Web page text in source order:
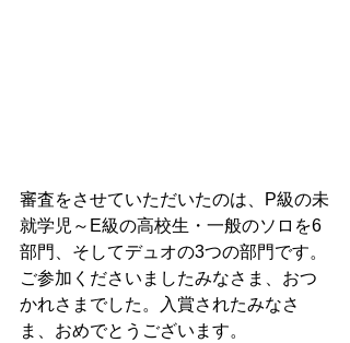
審査をさせていただいたのは、P級の未
就学児～E級の高校生・一般のソロを6
部門、そしてデュオの3つの部門です。
ご参加くださいましたみなさま、おつ
かれさまでした。入賞されたみなさ
ま、おめでとうございます。